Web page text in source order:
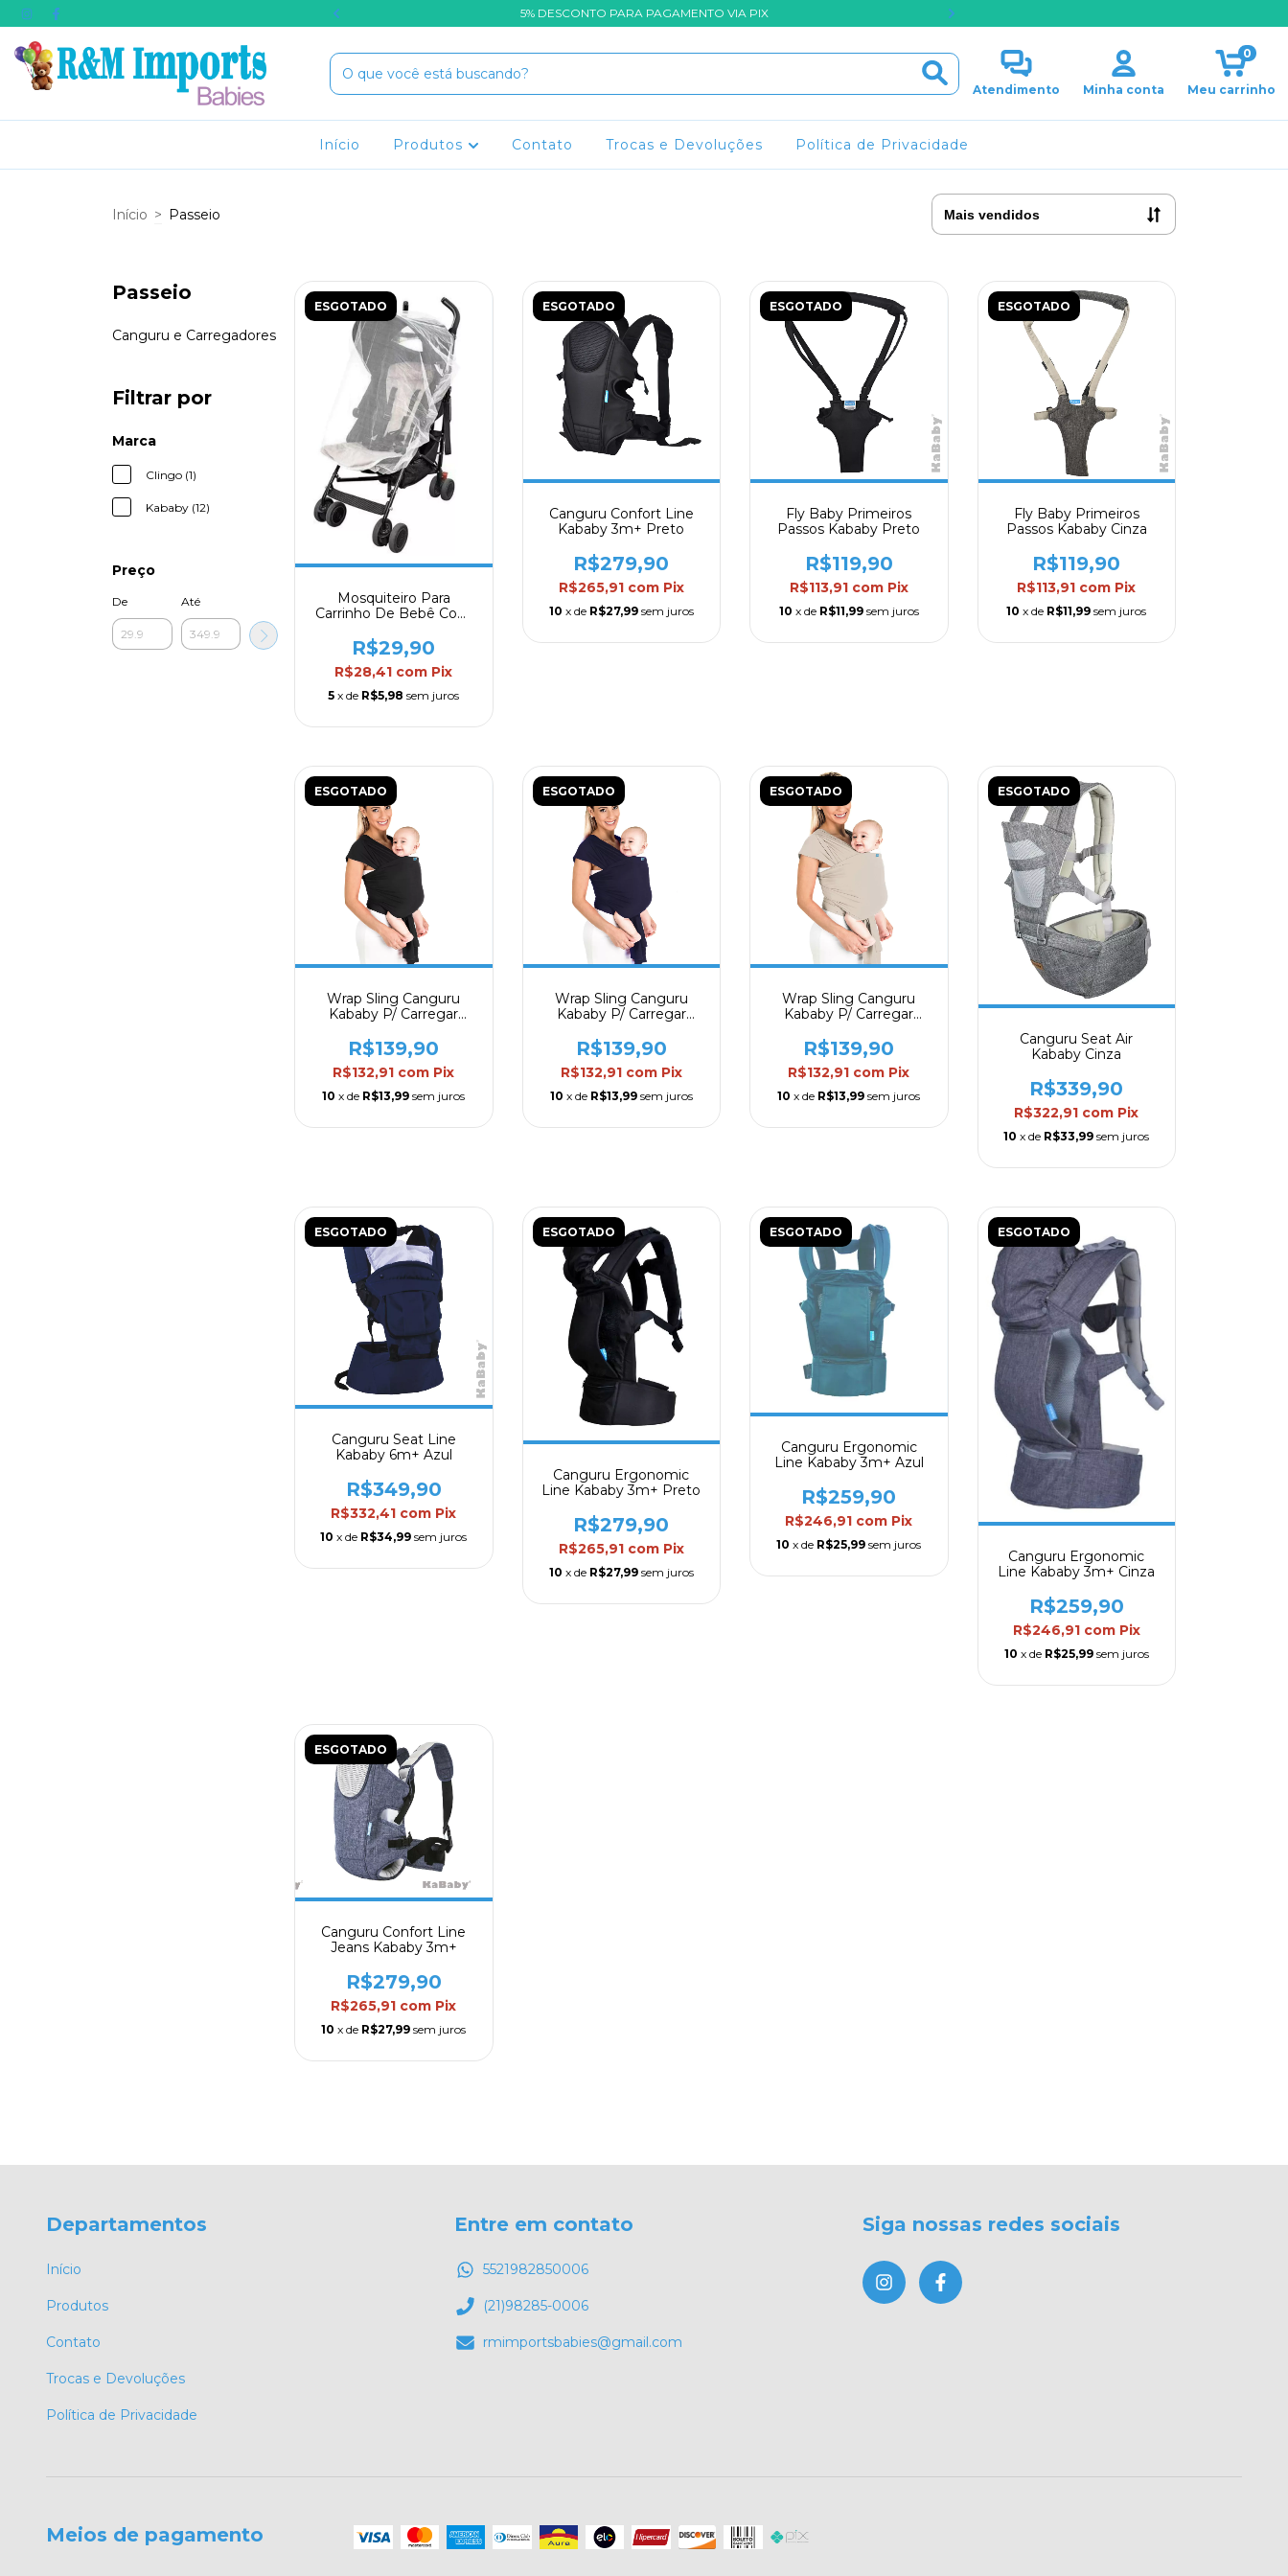
COMPRA USE O CUPOM BEMVINDO 5% DESCONTO PARA PAGAMENTO VIA PIX
Atendimento Minha conta Meu carrinho
0
Início Produtos Contato Trocas e Devoluções Política de Privacidade
Início > Passeio
Passeio
Canguru e Carregadores
Filtrar por
Marca
Clingo (1)
Kababy (12)
Preço
De Até
ESGOTADO
Mosquiteiro Para
Carrinho De Bebê Com
R$29,90
R$28,41 com Pix
5 x de R$5,98 sem juros
ESGOTADO
Canguru Confort Line
Kababy 3m+ Preto
R$279,90
R$265,91 com Pix
10 x de R$27,99 sem juros
ESGOTADO
Fly Baby Primeiros
Passos Kababy Preto
R$119,90
R$113,91 com Pix
10 x de R$11,99 sem juros
ESGOTADO
Fly Baby Primeiros
Passos Kababy Cinza
R$119,90
R$113,91 com Pix
10 x de R$11,99 sem juros
ESGOTADO
Wrap Sling Canguru
Kababy P/ Carregar
Preto
R$139,90
R$132,91 com Pix
10 x de R$13,99 sem juros
ESGOTADO
Wrap Sling Canguru
Kababy P/ Carregar
R$139,90
R$132,91 com Pix
10 x de R$13,99 sem juros
ESGOTADO
Wrap Sling Canguru
Kababy P/ Carregar
R$139,90
R$132,91 com Pix
10 x de R$13,99 sem juros
ESGOTADO
Canguru Seat Air
Kababy Cinza
R$339,90
R$322,91 com Pix
10 x de R$33,99 sem juros
ESGOTADO
Canguru Seat Line
Kababy 6m+ Azul
R$349,90
R$332,41 com Pix
10 x de R$34,99 sem juros
ESGOTADO
Canguru Ergonomic
Line Kababy 3m+ Preto
R$279,90
R$265,91 com Pix
10 x de R$27,99 sem juros
ESGOTADO
Canguru Ergonomic
Line Kababy 3m+ Azul
R$259,90
R$246,91 com Pix
10 x de R$25,99 sem juros
ESGOTADO
Canguru Ergonomic
Line Kababy 3m+ Cinza
R$259,90
R$246,91 com Pix
10 x de R$25,99 sem juros
ESGOTADO
Canguru Confort Line
Jeans Kababy 3m+
R$279,90
R$265,91 com Pix
10 x de R$27,99 sem juros
Departamentos
Início
Produtos
Contato
Trocas e Devoluções
Política de Privacidade
Entre em contato
5521982850006
(21)98285-0006
rmimportsbabies@gmail.com
Siga nossas redes sociais
Meios de pagamento